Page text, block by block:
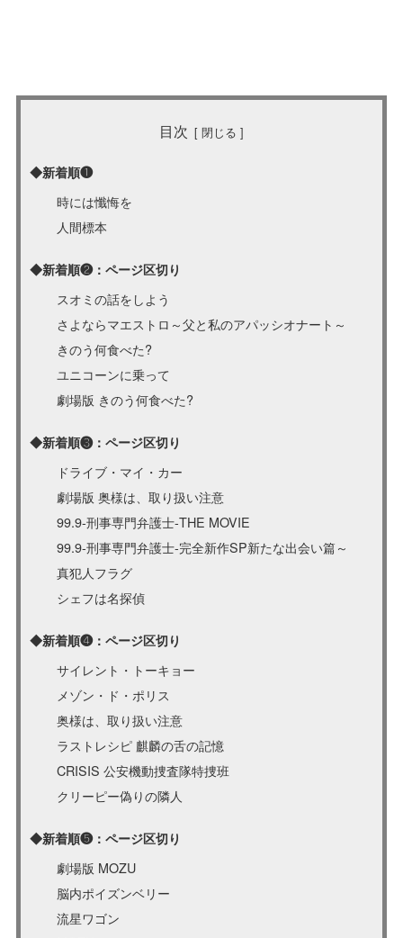
目次
◆新着順❶
時には懺悔を
人間標本
◆新着順❷：ページ区切り
スオミの話をしよう
さよならマエストロ～父と私のアパッシオナート～
きのう何食べた?
ユニコーンに乗って
劇場版 きのう何食べた?
◆新着順❸：ページ区切り
ドライブ・マイ・カー
劇場版 奥様は、取り扱い注意
99.9-刑事専門弁護士-THE MOVIE
99.9-刑事専門弁護士-完全新作SP新たな出会い篇～
真犯人フラグ
シェフは名探偵
◆新着順❹：ページ区切り
サイレント・トーキョー
メゾン・ド・ポリス
奥様は、取り扱い注意
ラストレシピ 麒麟の舌の記憶
CRISIS 公安機動捜査隊特捜班
クリーピー偽りの隣人
◆新着順❺：ページ区切り
劇場版 MOZU
脳内ポイズンベリー
流星ワゴン